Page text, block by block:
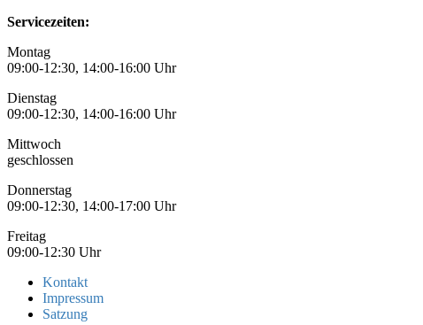
Servicezeiten:
Montag
09:00-12:30, 14:00-16:00 Uhr
Dienstag
09:00-12:30, 14:00-16:00 Uhr
Mittwoch
geschlossen
Donnerstag
09:00-12:30, 14:00-17:00 Uhr
Freitag
09:00-12:30 Uhr
Kontakt
Impressum
Satzung